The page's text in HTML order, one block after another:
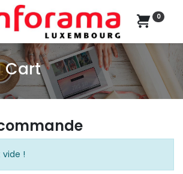
0
Cart
!